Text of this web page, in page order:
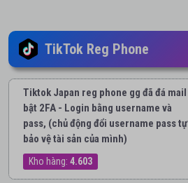
TikTok Reg Phone
Tiktok Japan reg phone gg đã đá mail
bật 2FA - Login bằng username và
pass, (chủ động đổi username pass tự
bảo vệ tài sản của mình)
Kho hàng: 4.603